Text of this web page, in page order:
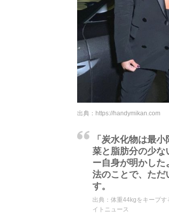
出典： https://handymikan.com
「炭水化物は最
菜と脂肪分の少な
ー自身が明かした
法のことで、ただ
す。
出典： 体重44kgをキープ
イトニュース